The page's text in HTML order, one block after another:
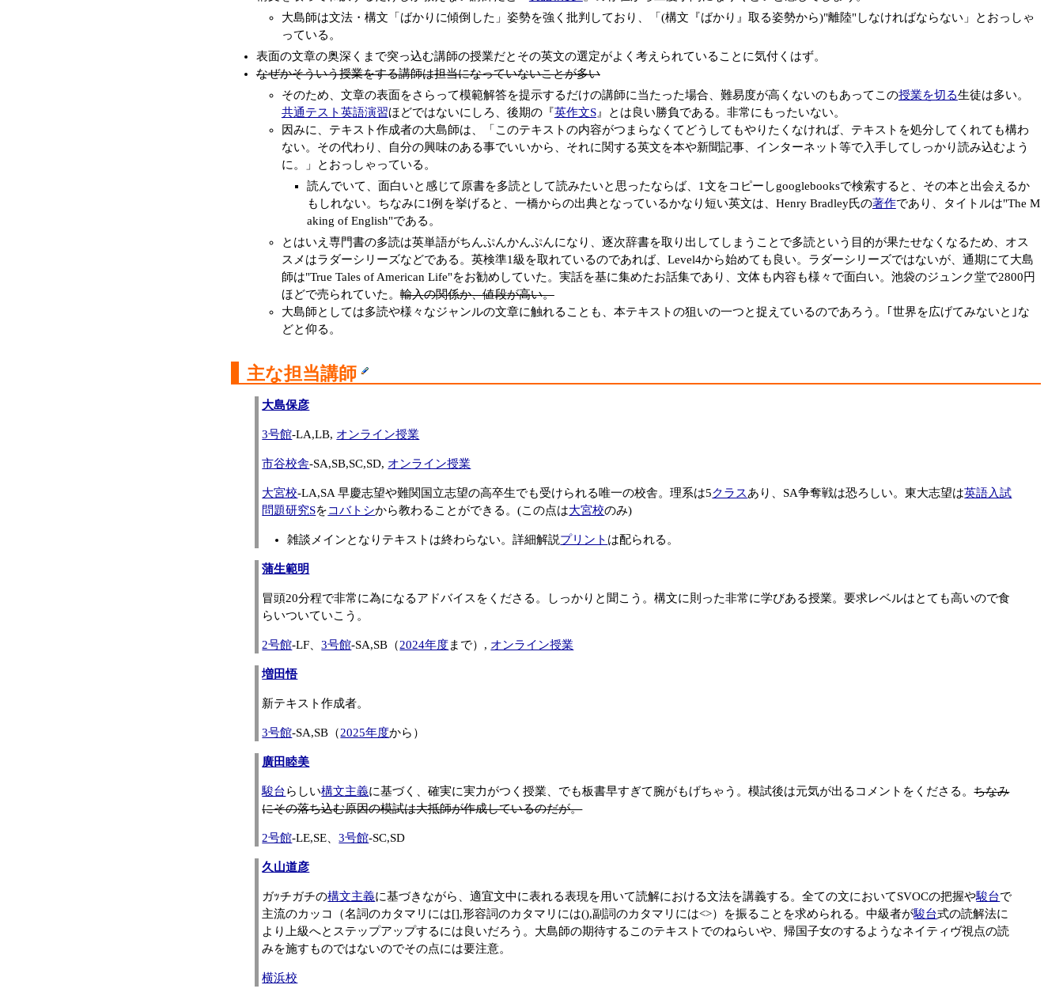
大島師は文法・構文「ばかりに傾倒した」姿勢を強く批判しており、「(構文『ばかり』取る姿勢から)"離陸"しなければならない」とおっしゃ
っている。
表面の文章の奥深くまで突っ込む講師の授業だとその英文の選定がよく考えられていることに気付くはず。
なぜかそういう授業をする講師は担当になっていないことが多い
そのため、文章の表面をさらって模範解答を提示するだけの講師に当たった場合、難易度が高くないのもあってこの授業を切る生徒は多い。
共通テスト英語演習ほどではないにしろ、後期の『英作文S』とは良い勝負である。非常にもったいない。
因みに、テキスト作成者の大島師は、「このテキストの内容がつまらなくてどうしてもやりたくなければ、テキストを処分してくれても構わ
ない。その代わり、自分の興味のある事でいいから、それに関する英文を本や新聞記事、インターネット等で入手してしっかり読み込むよう
に。」とおっしゃっている。
読んでいて、面白いと感じて原書を多読として読みたいと思ったならば、1文をコピーしgooglebooksで検索すると、その本と出会えるか
もしれない。ちなみに1例を挙げると、一橋からの出典となっているかなり短い英文は、Henry Bradley氏の著作であり、タイトルは"The M
aking of English"である。
とはいえ専門書の多読は英単語がちんぷんかんぷんになり、逐次辞書を取り出してしまうことで多読という目的が果たせなくなるため、オス
スメはラダーシリーズなどである。英検準1級を取れているのであれば、Level4から始めても良い。ラダーシリーズではないが、通期にて大島
師は"True Tales of American Life"をお勧めしていた。実話を基に集めたお話集であり、文体も内容も様々で面白い。池袋のジュンク堂で2800円
ほどで売られていた。輸入の関係か、値段が高い。
大島師としては多読や様々なジャンルの文章に触れることも、本テキストの狙いの一つと捉えているのであろう。｢世界を広げてみないと｣な
どと仰る。
主な担当講師
大島保彦
3号館-LA,LB, オンライン授業
市谷校舎-SA,SB,SC,SD, オンライン授業
大宮校-LA,SA 早慶志望や難関国立志望の高卒生でも受けられる唯一の校舎。理系は5クラスあり、SA争奪戦は恐ろしい。東大志望は英語入試
問題研究Sをコバトシから教わることができる。(この点は大宮校のみ)
雑談メインとなりテキストは終わらない。詳細解説プリント は配られる。
蒲生範明
冒頭20分程で非常に為になるアドバイスをくださる。しっかりと聞こう。構文に則った非常に学びある授業。要求レベルはとても高いので食
らいついていこう。
2号館-LF、3号館-SA,SB（2024年度まで）, オンライン授業
増田悟
新テキスト作成者。
3号館-SA,SB（2025年度から）
廣田睦美
駿台らしい構文主義に基づく、確実に実力がつく授業、でも板書早すぎて腕がもげちゃう。模試後は元気が出るコメントをくださる。ちなみ
にその落ち込む原因の模試は大抵師が作成しているのだが。
2号館-LE,SE、3号館-SC,SD
久山道彦
ガｯチガチの構文主義に基づきながら、適宜文中に表れる表現を用いて読解における文法を講義する。全ての文においてSVOCの把握や駿台で
主流のカッコ（名詞のカタマリには[],形容詞のカタマリには(),副詞のカタマリには<>）を振ることを求められる。中級者が駿台式の読解法に
より上級へとステップアップするには良いだろう。大島師の期待するこのテキストでのねらいや、帰国子女のするようなネイティヴ視点の読
みを施すものではないのでその点には要注意。
横浜校